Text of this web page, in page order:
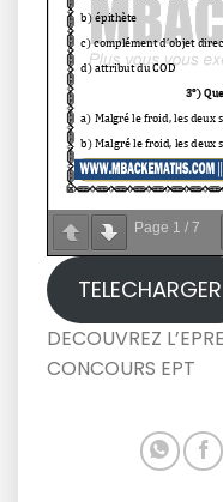
Page 1 / 7
TELECHARGER
DECOUVREZ
CONCOURS EPT